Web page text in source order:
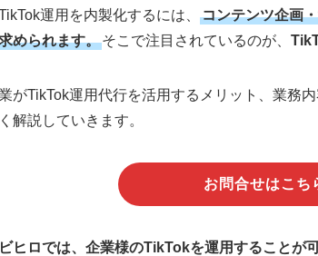
運用を内製化するには、
コンテンツ企画
められます。そこで注目されているのが、
がTikTok運用代行を活用するメリット、業務
解説していきます。
お問合せはこち
ヒロでは、企業様のTikTokを運用することが